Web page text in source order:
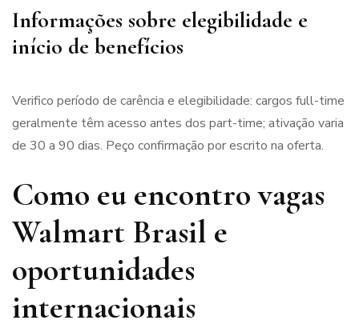
Informações sobre elegibilidade e
início de benefícios
Verifico período de carência e elegibilidade: cargos full-time
geralmente têm acesso antes dos part-time; ativação varia
de 30 a 90 dias. Peço confirmação por escrito na oferta.
Como eu encontro vagas
Walmart Brasil e
oportunidades
internacionais